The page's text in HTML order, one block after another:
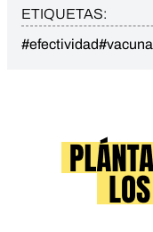
ETIQUETAS:
#efectividad#vacuna